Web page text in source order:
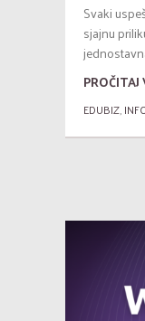
Svaki
sjajnu
PROČITAJ
EDUBIZ,